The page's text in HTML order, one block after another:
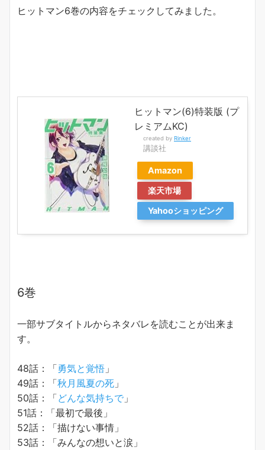
ヒットマン6巻の内容をチェックしてみました。
ヒットマン(6)特装版 (プ
レミアムKC)
created by Rinker
講談社
Amazon
楽天市場
Yahooショッピング
6巻
一部サブタイトルからネタバレを読むことが出来ま
す。
48話：「勇気と覚悟 」
49話：「秋月風夏の死 」
50話：「どんな気持ちで 」
51話：「最初で最後」
52話：「描けない事情」
53話：「みんなの想いと涙」